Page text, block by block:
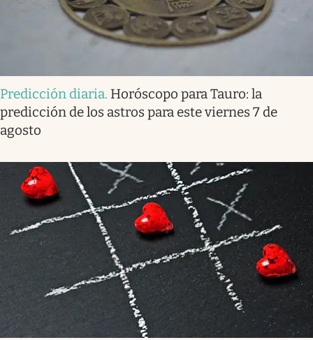
Predicción diaria. Horóscopo para Tauro: la
predicción de los astros para este viernes 7 de
agosto